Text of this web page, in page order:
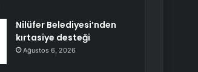
Nilüfer Belediyesi’nden
kırtasiye desteği
Ağustos 6, 2026